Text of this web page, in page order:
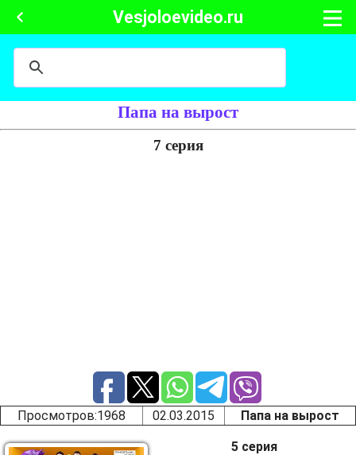
Vesjoloevideo.ru
Папа на вырост
7 серия
Просмотров:1968 02.03.2015 Папа на вырост
5 серия